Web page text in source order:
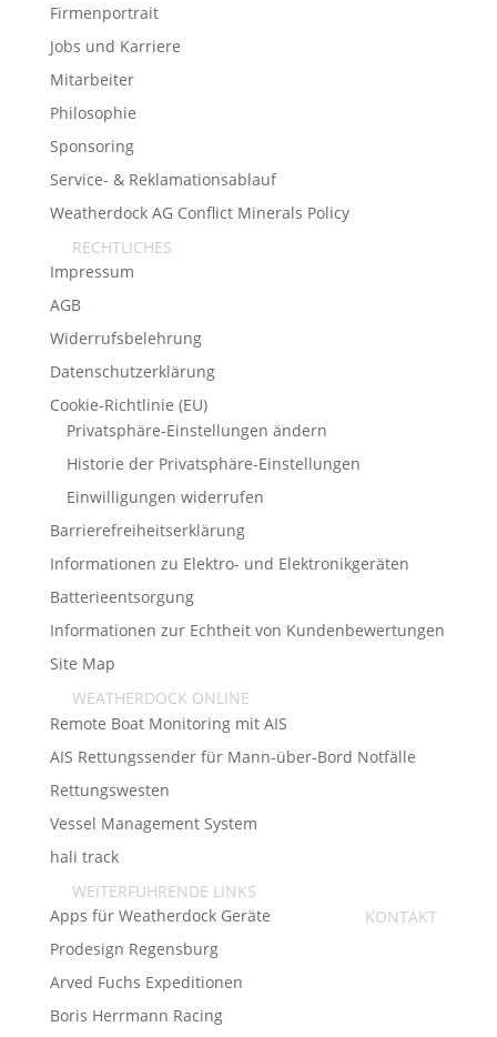
Firmenportrait
Jobs und Karriere
Mitarbeiter
Philosophie
Sponsoring
Service- & Reklamationsablauf
Weatherdock AG Conflict Minerals Policy
RECHTLICHES
Impressum
AGB
Widerrufsbelehrung
Datenschutzerklärung
Cookie-Richtlinie (EU)
Privatsphäre-Einstellungen ändern
Historie der Privatsphäre-Einstellungen
Einwilligungen widerrufen
Barrierefreiheitserklärung
Informationen zu Elektro- und Elektronikgeräten
Batterieentsorgung
Informationen zur Echtheit von Kundenbewertungen
Site Map
WEATHERDOCK ONLINE
Remote Boat Monitoring mit AIS
AIS Rettungssender für Mann-über-Bord Notfälle
Rettungswesten
Vessel Management System
hali track
WEITERFÜHRENDE LINKS
Apps für Weatherdock Geräte
Prodesign Regensburg
Arved Fuchs Expeditionen
Boris Herrmann Racing
KONTAKT